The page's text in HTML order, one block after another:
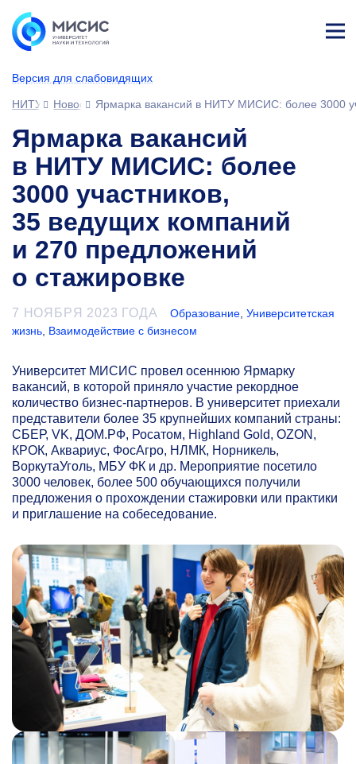
Версия для слабовидящих
ине
НИТУ МИСИС
НовостиЯрмарка вакансий в НИТУ МИСИС: более 3000
Ярмарка вакансий
в НИТУ МИСИС: более
3000 участников,
35 ведущих компаний
и 270 предложений
о стажировке
7 НОЯБРЯ 2023 ГОДА Образование ,Университетская
жизнь Взаимодействие с бизнесом
Университет МИСИС провел осеннюю Ярмарку
вакансий, в которой приняло участие рекордное
количество бизнес-партнеров. В университет приехали
представители более 35 крупнейших компаний страны:
СБЕР, VK, ДОМ.РФ, Росатом, Highland Gold, OZON,
КРОК, Аквариус, ФосАгро, НЛМК, Норникель,
ВоркутаУголь, МБУ ФК и др. Мероприятие посетило
3000 человек, более 500 обучающихся получили
предложения о прохождении стажировки или практики
и приглашение на собеседование.